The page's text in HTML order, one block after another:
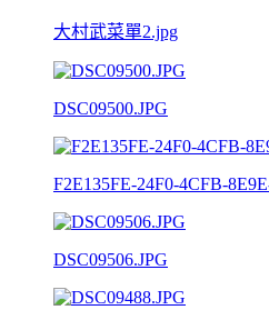
大村武菜單2.jpg
DSC09500.JPG
F2E135FE-24F0-4CFB-
DSC09506.JPG